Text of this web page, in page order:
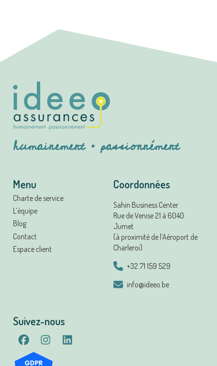
humainement • passionnément
Menu
Charte de service
L’équipe
Blog
Contact
Espace client
Coordonnées
Sahin Business Center
Rue de Venise 21 à 6040
Jumet
(à proximité de l’Aéroport de
Charleroi)
+32 71 159 529
info@ideeo.be
Suivez-nous